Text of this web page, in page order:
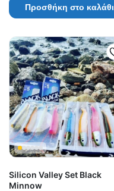
Προσθήκη στο καλάθι
Silicon Valley Set Black
Minnow